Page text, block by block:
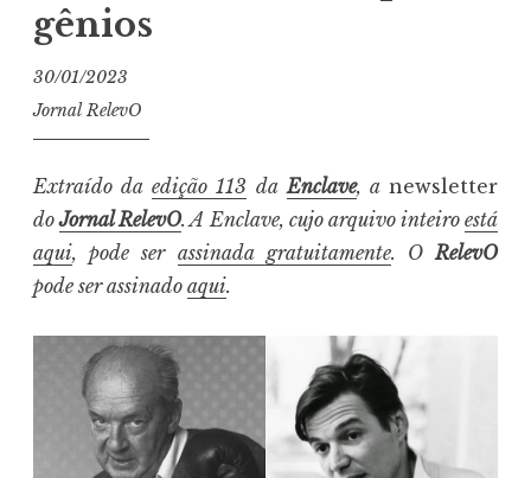
gênios
30/01/2023
Jornal RelevO
Extraído daedição 113 da Enclave, anewsletter
doJornal RelevO. A Enclave, cujo arquivo inteiro está
aqui, pode ser assinada gratuitamente. ORelevO
pode ser assinado aqui.